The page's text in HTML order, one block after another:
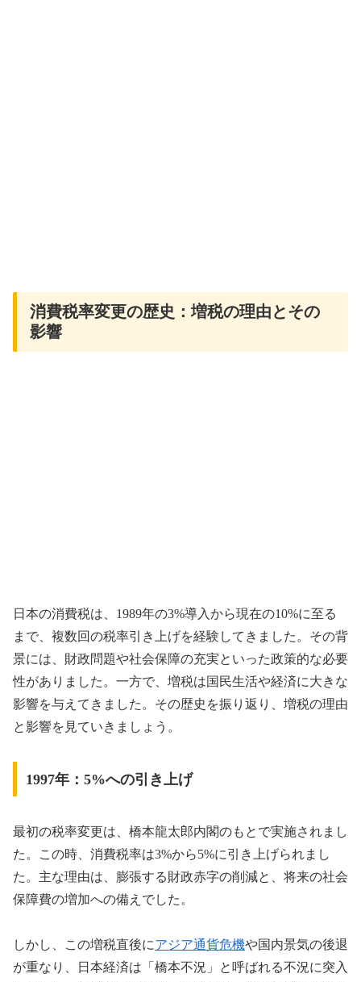
消費税率変更の歴史：増税の理由とその
影響
日本の消費税は、1989年の3%導入から現在の10%に至る
まで、複数回の税率引き上げを経験してきました。その背
景には、財政問題や社会保障の充実といった政策的な必要
性がありました。一方で、増税は国民生活や経済に大きな
影響を与えてきました。その歴史を振り返り、増税の理由
と影響を見ていきましょう。
1997年：5%への引き上げ
最初の税率変更は、橋本龍太郎内閣のもとで実施されまし
た。この時、消費税率は3%から5%に引き上げられまし
た。主な理由は、膨張する財政赤字の削減と、将来の社会
保障費の増加への備えでした。
しかし、この増税直後にアジア通貨危機や国内景気の後退
が重なり、日本経済は「橋本不況」と呼ばれる不況に突入